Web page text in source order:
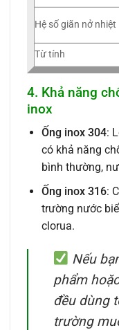
Hệ số giãn nở nhiệt
Từ tính
4. Khả năng
inox
Ống inox 304:
có khả năng
bình thường,
Ống inox 316:
trường nước
clorua.
Nếu
phẩm
đều dùng
trường